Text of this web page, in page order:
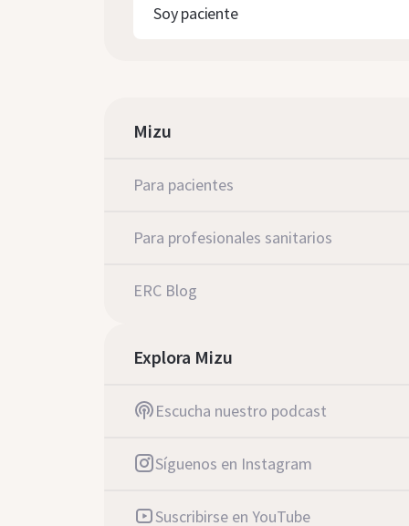
Soy paciente
Mizu
Para pacientes
Para profesionales sanitarios
ERC Blog
Explora Mizu
Escucha nuestro podcast
Síguenos en Instagram
Suscribirse en YouTube